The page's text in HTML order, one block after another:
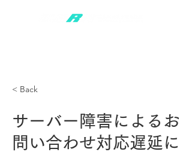
< Back
サーバー障害によるお
問い合わせ対応遅延に